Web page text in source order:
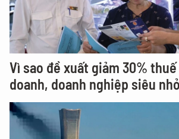
Vì sao đề xuất giảm 30%
doanh, doanh nghiệp siêu